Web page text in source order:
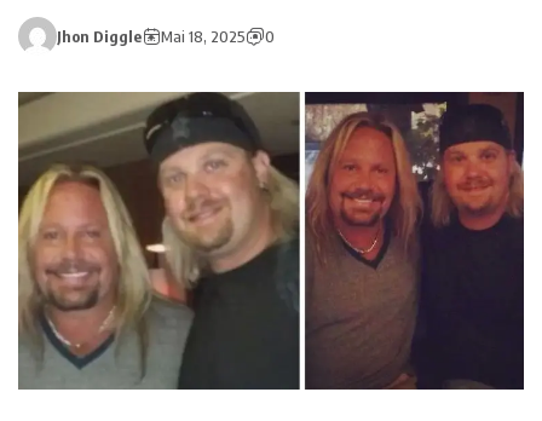
Jhon Diggle Mai 18, 2025 0